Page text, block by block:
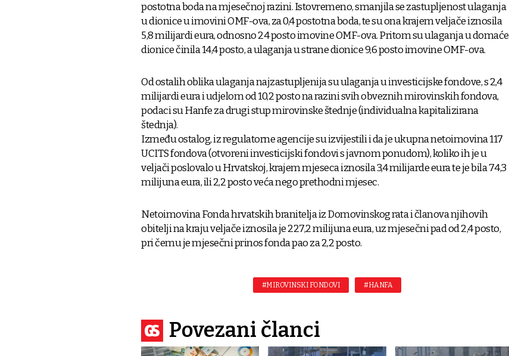
postotna boda na mjesečnoj razini. Istovremeno, smanjila se zastupljenost ulaganja
u dionice u imovini OMF-ova, za 0,4 postotna boda, te su ona krajem veljače iznosila
5,8 milijardi eura, odnosno 24 posto imovine OMF-ova. Pritom su ulaganja u domaće
dionice činila 14,4 posto, a ulaganja u strane dionice 9,6 posto imovine OMF-ova.
Od ostalih oblika ulaganja najzastupljenija su ulaganja u investicijske fondove, s 2,4
milijardi eura i udjelom od 10,2 posto na razini svih obveznih mirovinskih fondova,
podaci su Hanfe za drugi stup mirovinske štednje (individualna kapitalizirana
štednja).
Između ostalog, iz regulatorne agencije su izvijestili i da je ukupna netoimovina 117
UCITS fondova (otvoreni investicijski fondovi s javnom ponudom), koliko ih je u
veljači poslovalo u Hrvatskoj, krajem mjeseca iznosila 3,4 milijarde eura te je bila 74,3
milijuna eura, ili 2,2 posto veća nego prethodni mjesec.
Netoimovina Fonda hrvatskih branitelja iz Domovinskog rata i članova njihovih
obitelji na kraju veljače iznosila je 227,2 milijuna eura, uz mjesečni pad od 2,4 posto,
pri čemu je mjesečni prinos fonda pao za 2,2 posto.
#MIROVINSKI FONDOVI #HANFA
Povezani članci